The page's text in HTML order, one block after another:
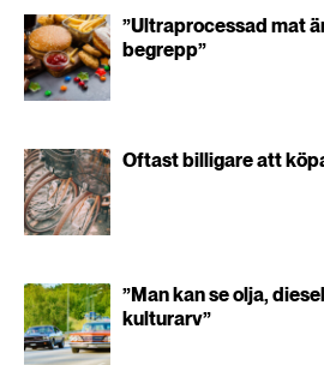
”Ultraprocessad mat
begrepp”
Oftast billigare att
”Man kan se olja,
kulturarv”